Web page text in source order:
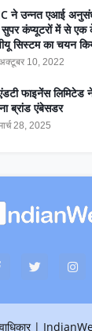
ने उन्नत एआई
कंप्यूटरों में से
सिस्टम का चयन
10, 2022
फाइनेंस लिमिटेड
ब्रांड एंबेसडर
28, 2025
|